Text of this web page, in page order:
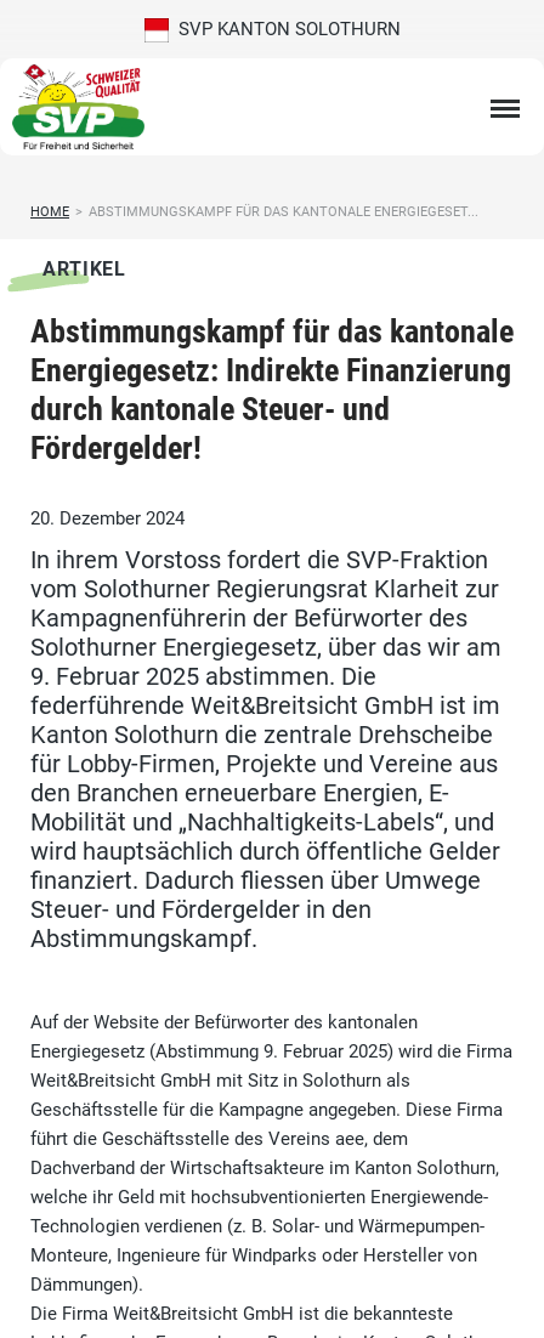
SVP KANTON SOLOTHURN
HOME > ABSTIMMUNGSKAMPF FÜR DAS KANTONALE ENERGIEGESET...
ARTIKEL
Abstimmungskampf für das kantonale
Energiegesetz: Indirekte Finanzierung
durch kantonale Steuer- und
Fördergelder!
20. Dezember 2024
In ihrem Vorstoss fordert die SVP-Fraktion
vom Solothurner Regierungsrat Klarheit zur
Kampagnenführerin der Befürworter des
Solothurner Energiegesetz, über das wir am
9. Februar 2025 abstimmen. Die
federführende Weit&Breitsicht GmbH ist im
Kanton Solothurn die zentrale Drehscheibe
für Lobby-Firmen, Projekte und Vereine aus
den Branchen erneuerbare Energien, E-
Mobilität und „Nachhaltigkeits-Labels“, und
wird hauptsächlich durch öffentliche Gelder
finanziert. Dadurch fliessen über Umwege
Steuer- und Fördergelder in den
Abstimmungskampf.
Auf der Website der Befürworter des kantonalen
Energiegesetz (Abstimmung 9. Februar 2025) wird die Firma
Weit&Breitsicht GmbH mit Sitz in Solothurn als
Geschäftsstelle für die Kampagne angegeben. Diese Firma
führt die Geschäftsstelle des Vereins aee, dem
Dachverband der Wirtschaftsakteure im Kanton Solothurn,
welche ihr Geld mit hochsubventionierten Energiewende-
Technologien verdienen (z. B. Solar- und Wärmepumpen-
Monteure, Ingenieure für Windparks oder Hersteller von
Dämmungen).
Die Firma Weit&Breitsicht GmbH ist die bekannteste